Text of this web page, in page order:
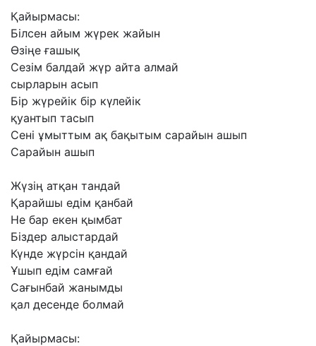
Қайырмасы:
Білсен айым жүрек жайын
Өзіңе ғашық
Сезім балдай жүр айта алмай
сырларын асып
Бір жүрейік бір күлейік
қуантып тасып
Сені ұмыттым ақ бақытым сарайын ашып
Сарайын ашып
Жүзің атқан тандай
Қарайшы едім қанбай
Не бар екен қымбат
Біздер алыстардай
Күнде жүрсін қандай
Ұшып едім самғай
Сағынбай жанымды
қал десенде болмай
Қайырмасы: